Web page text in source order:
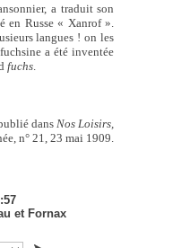
a traduit son
en Russe « Xanrof ».
langues ! on les
a été inventée
fuchs.
dans Nos Loisirs,
n° 21, 23 mai 1909.
et Fornax